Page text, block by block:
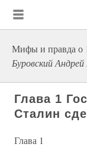
Мифы и правда о
Буровский
Глава 1
Сталин
Глава 1